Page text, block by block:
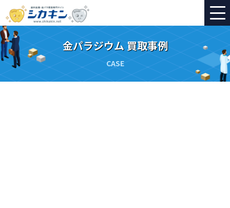
金パラジウム 買取事例
CASE